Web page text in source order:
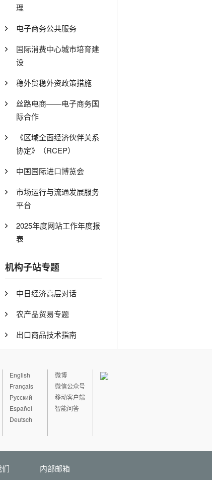
理
电子商务公共服务
国际消费中心城市培育建
设
稳外贸稳外资政策措施
丝路电商——电子商务国
际合作
《区域全面经济伙伴关系
协定》（RCEP）
中国国际进口博览会
市场运行与流通发展服务
平台
2025年度网站工作年度报
表
机构子站专题
中日经济高层对话
农产品贸易专题
出口商品技术指南
English
Français
Русский
Español
Deutsch
微博
微信公众号
移动客户端
智能问答
内部邮箱